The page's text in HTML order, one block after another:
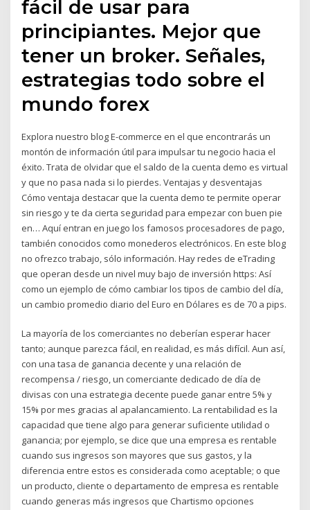
fácil de usar para
principiantes. Mejor que
tener un broker. Señales,
estrategias todo sobre el
mundo forex
Explora nuestro blog E-commerce en el que encontrarás un
montón de información útil para impulsar tu negocio hacia el
éxito. Trata de olvidar que el saldo de la cuenta demo es virtual
y que no pasa nada si lo pierdes. Ventajas y desventajas
Cómo ventaja destacar que la cuenta demo te permite operar
sin riesgo y te da cierta seguridad para empezar con buen pie
en… Aquí entran en juego los famosos procesadores de pago,
también conocidos como monederos electrónicos. En este blog
no ofrezco trabajo, sólo información. Hay redes de eTrading
que operan desde un nivel muy bajo de inversión https: Así
como un ejemplo de cómo cambiar los tipos de cambio del día,
un cambio promedio diario del Euro en Dólares es de 70 a pips.
La mayoría de los comerciantes no deberían esperar hacer
tanto; aunque parezca fácil, en realidad, es más difícil. Aun así,
con una tasa de ganancia decente y una relación de
recompensa / riesgo, un comerciante dedicado de día de
divisas con una estrategia decente puede ganar entre 5% y
15% por mes gracias al apalancamiento. La rentabilidad es la
capacidad que tiene algo para generar suficiente utilidad o
ganancia; por ejemplo, se dice que una empresa es rentable
cuando sus ingresos son mayores que sus gastos, y la
diferencia entre estos es considerada como aceptable; o que
un producto, cliente o departamento de empresa es rentable
cuando generas más ingresos que Chartismo opciones